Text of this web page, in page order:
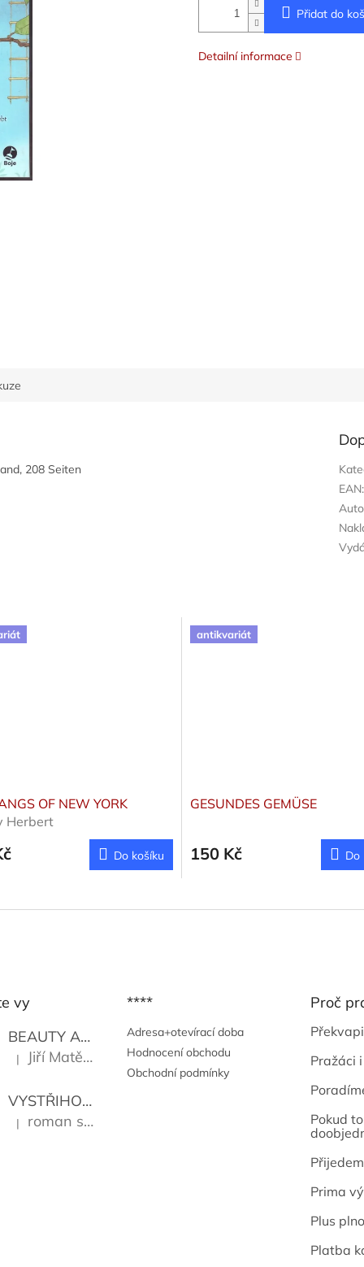
Přidat do
Detailní informace
208 Seiten
EAN:
OF NEW YORK
Herbert
Do košíku
antikvariát
GESUNDES GEMÜSE
150 Kč Do
vy
BEAUTY AND THE BEAT
Go Go's
Hodnocení produktu je 5 z 5 hvězdiček.
| Jiří Matějů
VYSTŘIHOVÁNKY - PRAŽSKÉ PAMÁTKY Kropáček
Hodnocení produktu je 5 z 5 hvězdiček.
| roman sekanina
****
Adresa+otevírací doba
Hodnocení obchodu
Obchodní podmínky
Proč
Pražáci
Pokud
Prima
Plus
Platba